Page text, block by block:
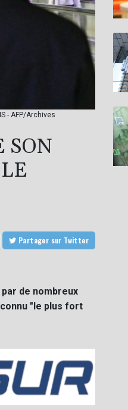
- AFP/Archives
SON
Partager sur Twitter
de nombreux
"le plus fort